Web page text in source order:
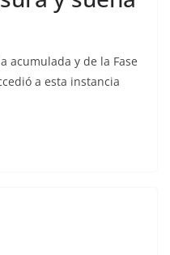
acumulada y de la Fase
a esta instancia